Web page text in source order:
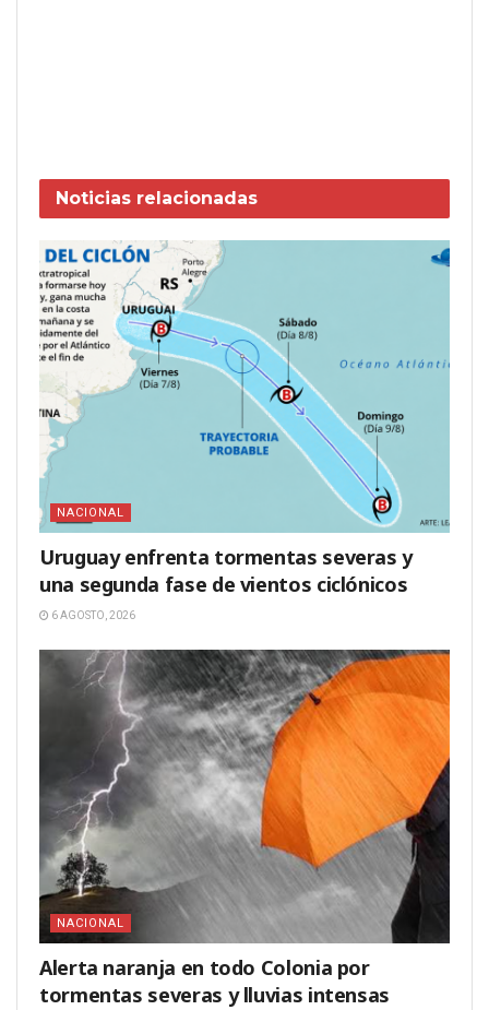
Noticias relacionadas
NACIONAL
Uruguay enfrenta tormentas severas y
una segunda fase de vientos ciclónicos
6 AGOSTO, 2026
NACIONAL
Alerta naranja en todo Colonia por
tormentas severas y lluvias intensas